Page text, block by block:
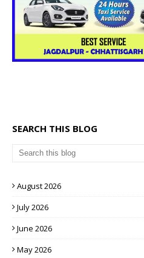
SEARCH THIS BLOG
August 2026
July 2026
June 2026
May 2026